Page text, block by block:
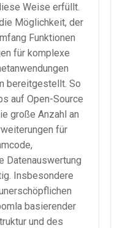
Weise erfüllt.
Möglichkeit, der
Funktionen
für komplexe
bereitgestellt. So
auf Open-Source
große Anzahl an
für
Datenauswertung
Insbesondere
basierender
und des